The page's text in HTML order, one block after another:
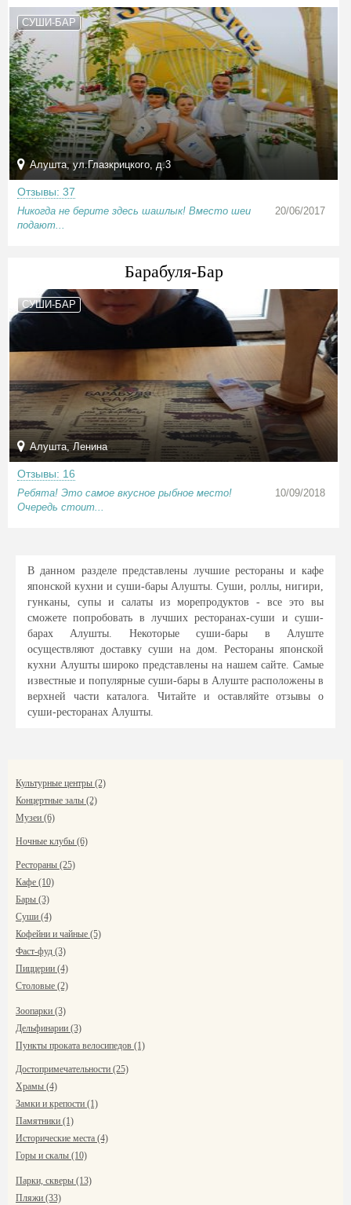
СУШИ-БАР
Алушта, ул.Глазкрицкого, д.3
Отзывы: 37
Никогда не берите здесь шашлык! Вместо шеи
подают...
20/06/2017
Барабуля-Бар
СУШИ-БАР
Алушта, Ленина
Отзывы: 16
Ребята! Это самое вкусное рыбное место!
Очередь стоит...
10/09/2018
В данном разделе представлены лучшие рестораны и кафе
японской кухни и суши-бары Алушты. Суши, роллы, нигири,
гунканы, супы и салаты из морепродуктов - все это вы
сможете попробовать в лучших ресторанах-суши и суши-
барах Алушты. Некоторые суши-бары в Алуште
осуществляют доставку суши на дом. Рестораны японской
кухни Алушты широко представлены на нашем сайте. Самые
известные и популярные суши-бары в Алуште расположены в
верхней части каталога. Читайте и оставляйте отзывы о
суши-ресторанах Алушты.
Культурные центры (2)
Концертные залы (2)
Музеи (6)
Ночные клубы (6)
Рестораны (25)
Кафе (10)
Бары (3)
Суши (4)
Кофейни и чайные (5)
Фаст-фуд (3)
Пиццерии (4)
Столовые (2)
Зоопарки (3)
Дельфинарии (3)
Пункты проката велосипедов (1)
Достопримечательности (25)
Храмы (4)
Замки и крепости (1)
Памятники (1)
Исторические места (4)
Горы и скалы (10)
Парки, скверы (13)
Пляжи (33)